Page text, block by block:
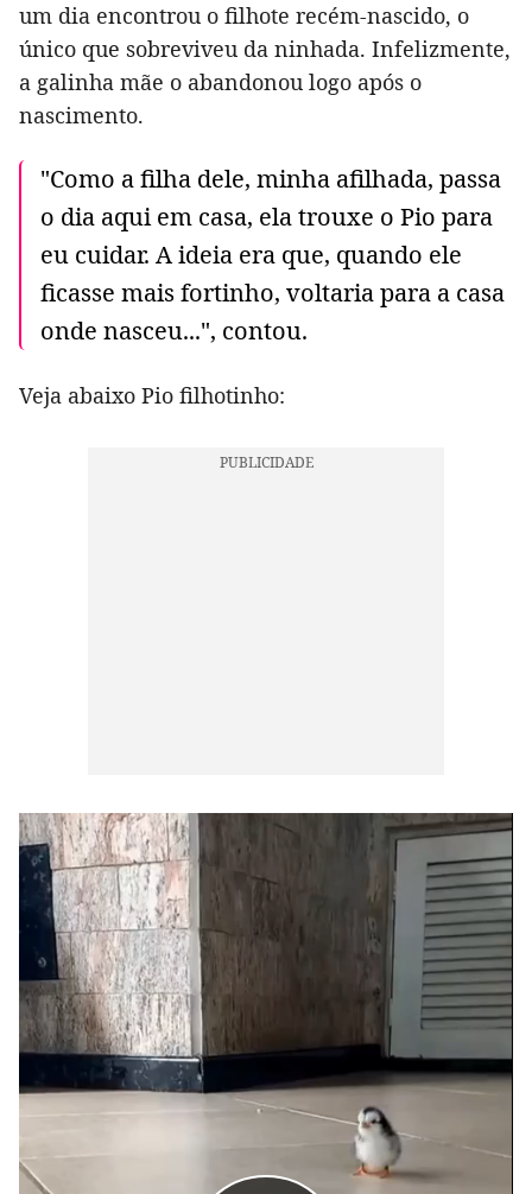
um dia encontrou o filhote recém-nascido, o
único que sobreviveu da ninhada. Infelizmente,
a galinha mãe o abandonou logo após o
nascimento.
"Como a filha dele, minha afilhada, passa
o dia aqui em casa, ela trouxe o Pio para
eu cuidar. A ideia era que, quando ele
ficasse mais fortinho, voltaria para a casa
onde nasceu...", contou.
Veja abaixo Pio filhotinho: